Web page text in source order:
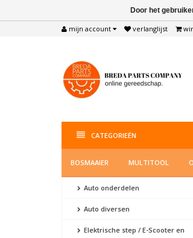
mijn account verlanglijst
CATEGORIEËN
BOSMAAIER MULTITOOL
Auto onderdelen
Auto diversen
Elektrische step / E-Scooter en
Door het